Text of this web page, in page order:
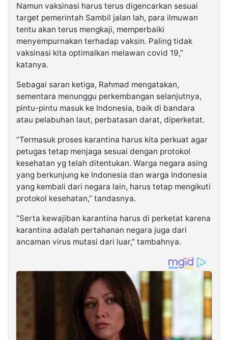
Namun vaksinasi harus terus digencarkan sesuai
target pemerintah Sambil jalan lah, para ilmuwan
tentu akan terus mengkaji, memperbaiki
menyempurnakan terhadap vaksin. Paling tidak
vaksinasi kita optimalkan melawan covid 19,”
katanya.
Sebagai saran ketiga, Rahmad mengatakan,
sementara menunggu perkembangan selanjutnya,
pintu-pintu masuk ke Indonesia, baik di bandara
atau pelabuhan laut, perbatasan darat, diperketat.
“Termasuk proses karantina harus kita perkuat agar
petugas tetap menjaga sesuai dengan protokol
kesehatan yg telah ditentukan. Warga negara asing
yang berkunjung ke Indonesia dan warga Indonesia
yang kembali dari negara lain, harus tetap mengikuti
protokol kesehatan,” tandasnya.
“Serta kewajiban karantina harus di perketat karena
karantina adalah pertahanan negara juga dari
ancaman virus mutasi dari luar,” tambahnya.